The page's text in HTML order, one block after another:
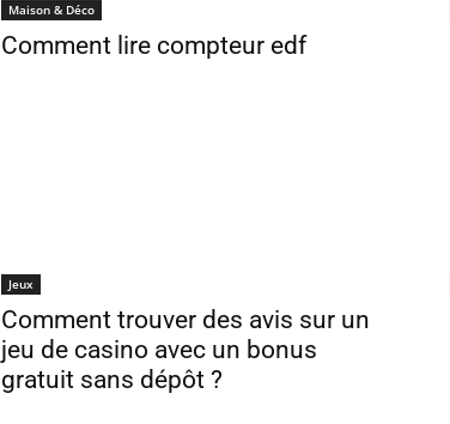
Maison & Déco
Comment lire compteur edf
Jeux
Comment trouver des avis sur un
jeu de casino avec un bonus
gratuit sans dépôt ?